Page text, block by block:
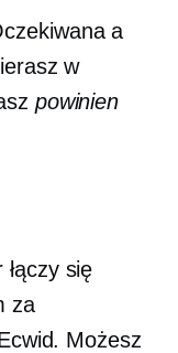
a
w
powinien
łączy się
za
Możesz